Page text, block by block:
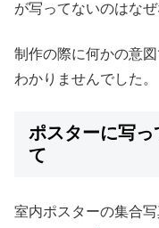
が写ってないのはなぜ
制作の際に何かの意
わかりませんでした。
ポスターに写
て
室内ポスターの集合